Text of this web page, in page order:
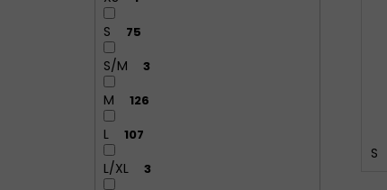
S 75
S/M 3
M 126
L 107
L/XL 3
S